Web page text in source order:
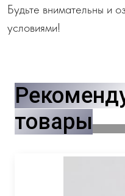
Будьте внимательны и
условиями!
товары